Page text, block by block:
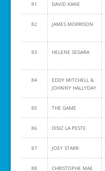
81 DAVID KANE
82 JAMES MORRISON
83 HELENE SEGARA
84
EDDY MITCHELL &
JOHNNY HALLYDAY
85 THE GAME
86 DISIZ LA PESTE
87 JOEY STARR
88 CHRISTOPHE MAE